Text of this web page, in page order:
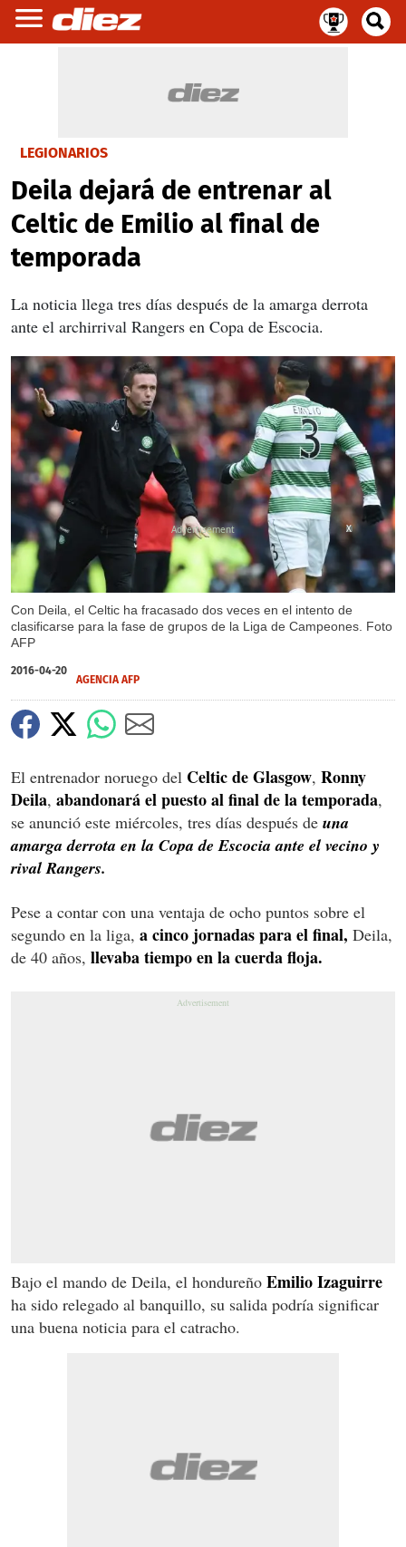
LEGIONARIOS
Deila dejará de entrenar al
Celtic de Emilio al final de
temporada
La noticia llega tres días después de la amarga derrota
ante el archirrival Rangers en Copa de Escocia.
Con Deila, el Celtic ha fracasado dos veces en el intento de
clasificarse para la fase de grupos de la Liga de Campeones. Foto
AFP
X
2016-04-20
AGENCIA AFP
El entrenador noruego del Celtic de Glasgow, Ronny
Deila, abandonará el puesto al final de la temporada,
se anunció este miércoles, tres días después de una
amarga derrota en la Copa de Escocia ante el vecino y
rival Rangers.
Pese a contar con una ventaja de ocho puntos sobre el
segundo en la liga, a cinco jornadas para el final, Deila,
de 40 años, llevaba tiempo en la cuerda floja.
Bajo el mando de Deila, el hondureño Emilio Izaguirre
ha sido relegado al banquillo, su salida podría significar
una buena noticia para el catracho.